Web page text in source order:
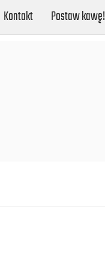
Kontakt Postaw kawę!